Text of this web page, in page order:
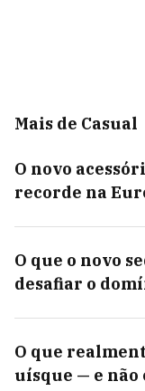
Mais de Casual
O novo
recorde na
O que o novo
desafiar o
O que
uísque — e não